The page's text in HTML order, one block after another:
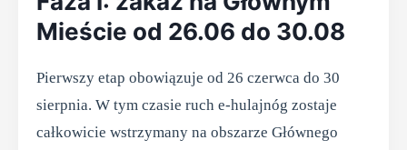
Mieście od 26.06 do 30.08
Pierwszy etap obowiązuje od 26 czerwca do 30
sierpnia. W tym czasie ruch e-hulajnóg zostaje
całkowicie wstrzymany na obszarze Głównego